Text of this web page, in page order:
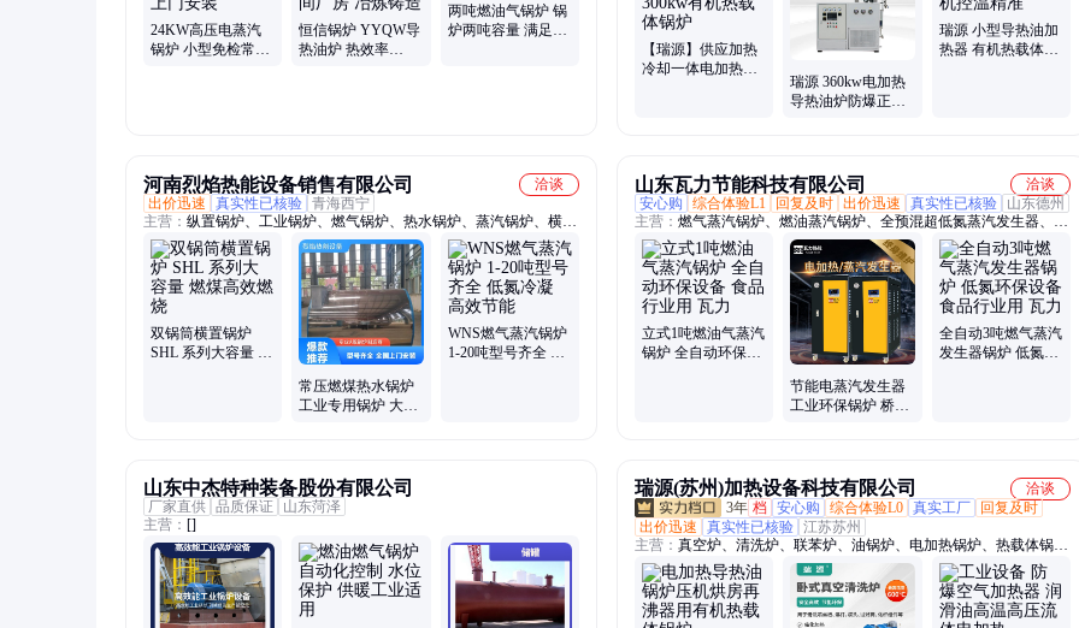
24KW高压电蒸汽
锅炉 小型免检常压
恒信锅炉 YYQW导
热油炉 热效率
两吨燃油气锅炉 锅
炉两吨容量 满足需
【瑞源】供应加热
冷却一体电加热导
瑞源 360kw电加热
导热油炉防爆正压
瑞源 小型导热油加
热器 有机热载体锅
河南烈焰热能设备销售有限公司
洽谈
出价迅速
真实性已核验 青海西宁
主营： 纵置锅炉、工业锅炉、燃气锅炉、热水锅炉、蒸汽锅炉、横置
锅炉、冷凝锅炉、燃煤锅炉、环保锅炉、采暖锅炉、燃油锅炉、导热
油锅炉、汽水两用锅炉、生物质颗粒锅炉
双锅筒横置锅炉
SHL 系列大容量 燃
常压燃煤热水锅炉
工业专用锅炉 大容
WNS燃气蒸汽锅炉
1-20吨型号齐全 低
山东瓦力节能科技有限公司
洽谈
安心购
综合体验L1 回复及时 出价迅速 真实性已核验
山东德州
主营： 燃气蒸汽锅炉、燃油蒸汽锅炉、全预混超低氮蒸汽发生器、电
加热蒸汽发生器、生物质蒸汽发生器
立式1吨燃油气蒸汽
锅炉 全自动环保设
节能电蒸汽发生器
工业环保锅炉 桥梁
全自动3吨燃气蒸汽
发生器锅炉 低氮环
山东中杰特种装备股份有限公司
厂家直供 品质保证
山东菏泽
主营： []
瑞源(苏州)加热设备科技有限公司
洽谈
3年 档 安心购 综合体验L0 真实工厂
回复及时
出价迅速
真实性已核验 江苏苏州
主营： 真空炉、清洗炉、联苯炉、油锅炉、电加热锅炉、热载体锅
炉、导热油炉、电加热器、真空煅烧炉、真空清洁炉、空气加热器、
导热油加热器、导热油加热系统、导热油恒温机组